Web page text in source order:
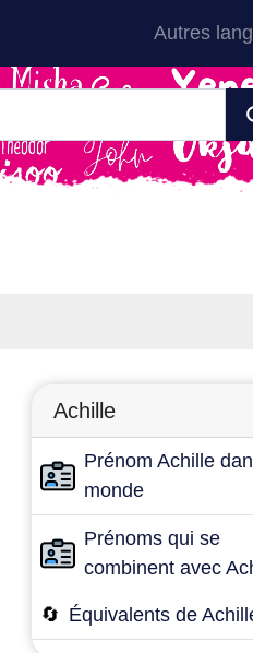
Autres
Achille
Prénom Achille
monde
Prénoms qui se
combinent avec
🔄 Équivalents de